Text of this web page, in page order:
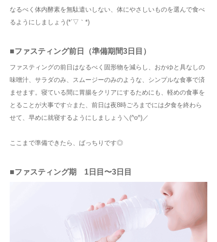
なるべく体内酵素を無駄遣いしない、体にやさしいものを選んで食べ
るようにしましょう(*´▽｀*)
■ファスティング前日（準備期間3日目）
ファスティングの前日はなるべく固形物を減らし、おかゆと具なしの
味噌汁、サラダのみ、スムージーのみのような、シンプルな食事で済
ませます。寝ている間に胃腸をクリアにするためにも、軽めの食事を
とることが大事です☆また、前日は夜8時ごろまでには夕食を終わら
せて、早めに就寝するようにしましょう＼(^o^)／
ここまで準備できたら、ばっちりです◎
■ファスティング期 1日目〜3日目